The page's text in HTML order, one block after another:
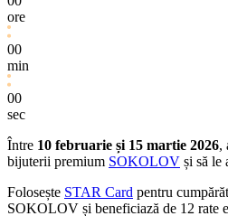
ore
00
min
00
sec
Între 10 februarie și 15 martie 2026,
bijuterii premium SOKOLOV și să le
Folosește STAR Card pentru
SOKOLOV și beneficiază de 12 rate